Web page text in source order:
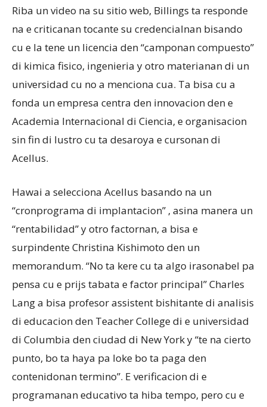
Riba un video na su sitio web, Billings ta responde
na e criticanan tocante su credencialnan bisando
cu e la tene un licencia den “camponan compuesto”
di kimica fisico, ingenieria y otro materianan di un
universidad cu no a menciona cua. Ta bisa cu a
fonda un empresa centra den innovacion den e
Academia Internacional di Ciencia, e organisacion
sin fin di lustro cu ta desaroya e cursonan di
Acellus.
Hawai a selecciona Acellus basando na un
“cronprograma di implantacion” , asina manera un
“rentabilidad” y otro factornan, a bisa e
surpindente Christina Kishimoto den un
memorandum. “No ta kere cu ta algo irasonabel pa
pensa cu e prijs tabata e factor principal” Charles
Lang a bisa profesor assistent bishitante di analisis
di educacion den Teacher College di e universidad
di Columbia den ciudad di New York y “te na cierto
punto, bo ta haya pa loke bo ta paga den
contenidonan termino”. E verificacion di e
programanan educativo ta hiba tempo, pero cu e